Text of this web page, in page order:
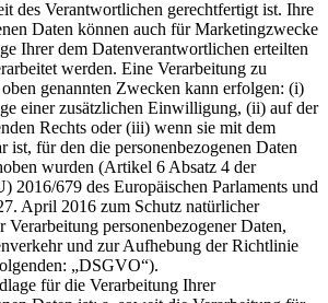
des Verantwortlichen gerechtfertigt ist. Ihre
Daten können auch für Marketingzwecke
Ihrer dem Datenverantwortlichen erteilten
werden. Eine Verarbeitung zu
oben genannten Zwecken kann erfolgen: (i)
einer zusätzlichen Einwilligung, (ii) auf der
Rechts oder (iii) wenn sie mit dem
ist, für den die personenbezogenen Daten
wurden (Artikel 6 Absatz 4 der
2016/679 des Europäischen Parlaments und
April 2016 zum Schutz natürlicher
Verarbeitung personenbezogener Daten,
und zur Aufhebung der Richtlinie
„DSGVO“).
für die Verarbeitung Ihrer